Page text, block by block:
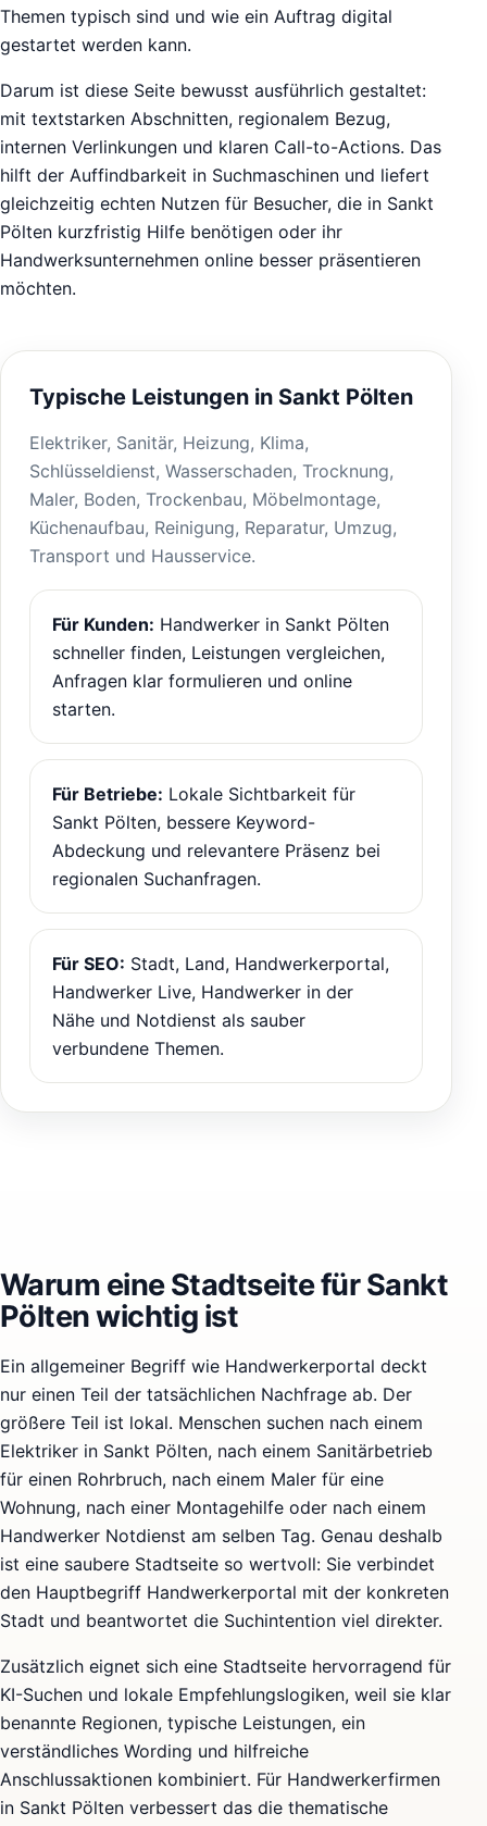
Themen typisch sind und wie ein Auftrag digital
gestartet werden kann.
Darum ist diese Seite bewusst ausführlich gestaltet:
mit textstarken Abschnitten, regionalem Bezug,
internen Verlinkungen und klaren Call-to-Actions. Das
hilft der Auffindbarkeit in Suchmaschinen und liefert
gleichzeitig echten Nutzen für Besucher, die in Sankt
Pölten kurzfristig Hilfe benötigen oder ihr
Handwerksunternehmen online besser präsentieren
möchten.
Typische Leistungen in Sankt Pölten
Elektriker, Sanitär, Heizung, Klima,
Schlüsseldienst, Wasserschaden, Trocknung,
Maler, Boden, Trockenbau, Möbelmontage,
Küchenaufbau, Reinigung, Reparatur, Umzug,
Transport und Hausservice.
Für Kunden: Handwerker in Sankt Pölten
schneller finden, Leistungen vergleichen,
Anfragen klar formulieren und online
starten.
Für Betriebe: Lokale Sichtbarkeit für
Sankt Pölten, bessere Keyword-
Abdeckung und relevantere Präsenz bei
regionalen Suchanfragen.
Für SEO: Stadt, Land, Handwerkerportal,
Handwerker Live, Handwerker in der
Nähe und Notdienst als sauber
verbundene Themen.
Warum eine Stadtseite für Sankt
Pölten wichtig ist
Ein allgemeiner Begriff wie Handwerkerportal deckt
nur einen Teil der tatsächlichen Nachfrage ab. Der
größere Teil ist lokal. Menschen suchen nach einem
Elektriker in Sankt Pölten, nach einem Sanitärbetrieb
für einen Rohrbruch, nach einem Maler für eine
Wohnung, nach einer Montagehilfe oder nach einem
Handwerker Notdienst am selben Tag. Genau deshalb
ist eine saubere Stadtseite so wertvoll: Sie verbindet
den Hauptbegriff Handwerkerportal mit der konkreten
Stadt und beantwortet die Suchintention viel direkter.
Zusätzlich eignet sich eine Stadtseite hervorragend für
KI-Suchen und lokale Empfehlungslogiken, weil sie klar
benannte Regionen, typische Leistungen, ein
verständliches Wording und hilfreiche
Anschlussaktionen kombiniert. Für Handwerkerfirmen
in Sankt Pölten verbessert das die thematische